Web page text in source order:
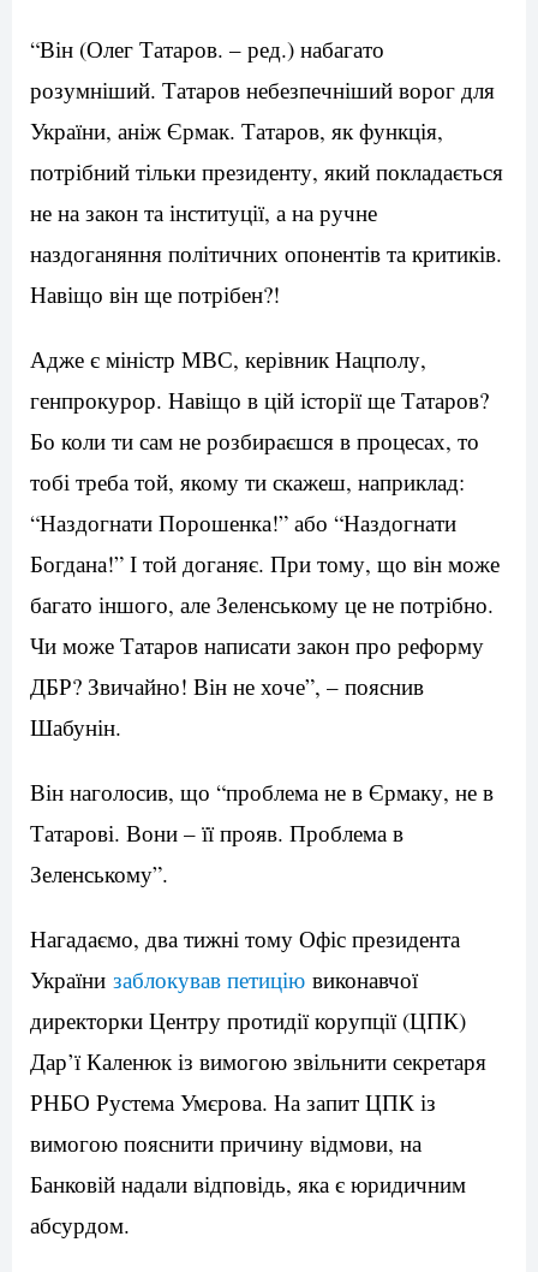
“Він (Олег Татаров. – ред.) набагато
розумніший. Татаров небезпечніший ворог для
України, аніж Єрмак. Татаров, як функція,
потрібний тільки президенту, який покладається
не на закон та інституції, а на ручне
наздоганяння політичних опонентів та критиків.
Навіщо він ще потрібен?!
Адже є міністр МВС, керівник Нацполу,
генпрокурор. Навіщо в цій історії ще Татаров?
Бо коли ти сам не розбираєшся в процесах, то
тобі треба той, якому ти скажеш, наприклад:
“Наздогнати Порошенка!” або “Наздогнати
Богдана!” І той доганяє. При тому, що він може
багато іншого, але Зеленському це не потрібно.
Чи може Татаров написати закон про реформу
ДБР? Звичайно! Він не хоче”, – пояснив
Шабунін.
Він наголосив, що “проблема не в Єрмаку, не в
Татарові. Вони – її прояв. Проблема в
Зеленському”.
Нагадаємо, два тижні тому Офіс президента
України заблокував петицію виконавчої
директорки Центру протидії корупції (ЦПК)
Дар’ї Каленюк із вимогою звільнити секретаря
РНБО Рустема Умєрова. На запит ЦПК із
вимогою пояснити причину відмови, на
Банковій надали відповідь, яка є юридичним
абсурдом.